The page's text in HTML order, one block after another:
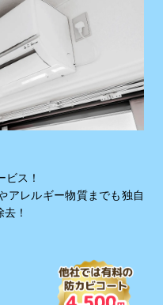
ス！
アレルギー物質までも独自
！